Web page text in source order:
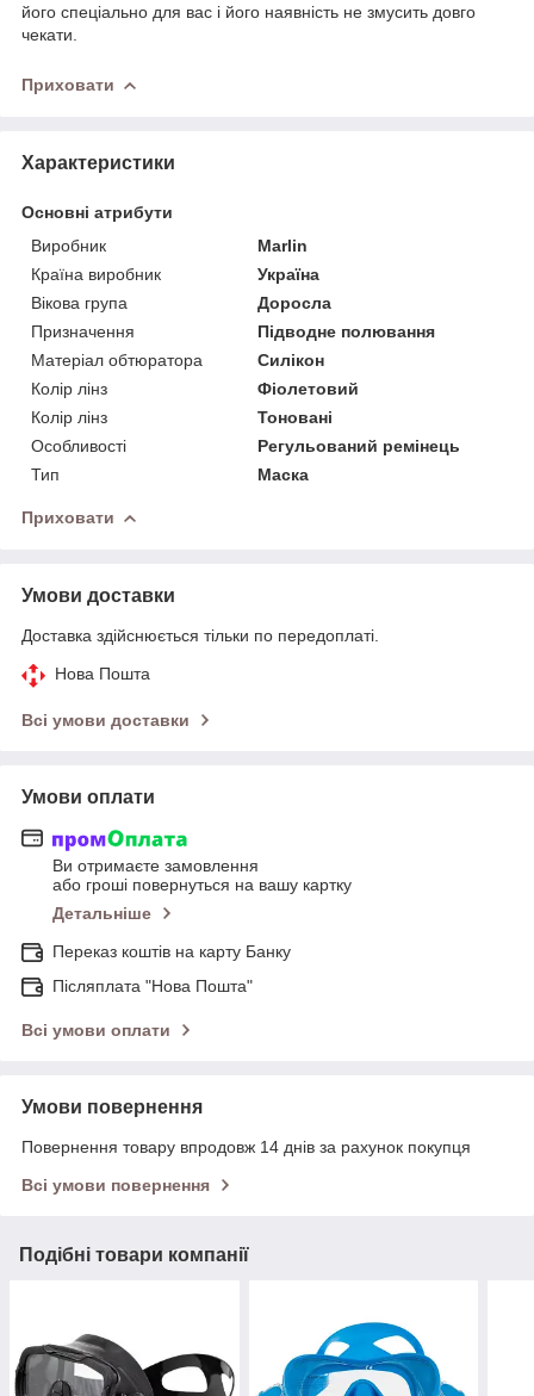
його спеціально для вас і його наявність не змусить довго
чекати.
Приховати
Характеристики
Основні атрибути
Виробник
Marlin
Країна виробник
Україна
Вікова група
Доросла
Призначення
Підводне полювання
Матеріал обтюратора
Силікон
Колір лінз
Фіолетовий
Колір лінз
Тоновані
Особливості
Регульований ремінець
Тип
Маска
Приховати
Умови доставки
Доставка здійснюється тільки по передоплаті.
Нова Пошта
Всі умови доставки
Умови оплати
Ви отримаєте замовлення
або гроші повернуться на вашу картку
Детальніше
Переказ коштів на карту Банку
Післяплата "Нова Пошта"
Всі умови оплати
Умови повернення
Повернення товару впродовж 14 днів за рахунок покупця
Всі умови повернення
Подібні товари компанії